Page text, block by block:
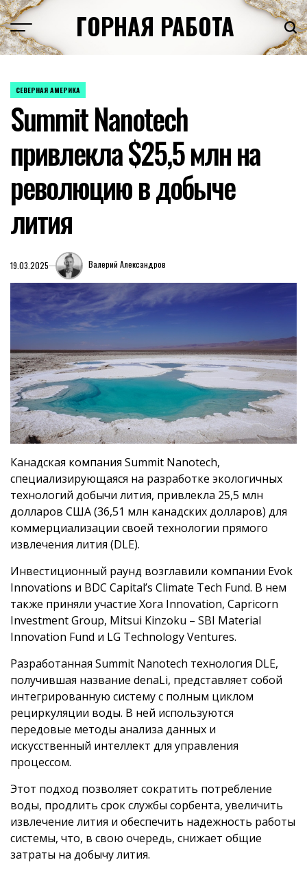
Перейти
к
содержимому
ГОРНАЯ РАБОТА
ОПУБЛИКОВАНО
СЕВЕРНАЯ АМЕРИКА
Summit Nanotech
привлекла $25,5 млн на
революцию в добыче
лития
19.03.2025 Валерий Александров
Канадская компания Summit Nanotech,
специализирующаяся на разработке экологичных
технологий добычи лития, привлекла 25,5 млн
долларов США (36,51 млн канадских долларов) для
коммерциализации своей технологии прямого
извлечения лития (DLE).
Инвестиционный раунд возглавили компании Evok
Innovations и BDC Capital’s Climate Tech Fund. В нем
также приняли участие Xora Innovation, Capricorn
Investment Group, Mitsui Kinzoku – SBI Material
Innovation Fund и LG Technology Ventures.
Разработанная Summit Nanotech технология DLE,
получившая название denaLi, представляет собой
интегрированную систему с полным циклом
рециркуляции воды. В ней используются
передовые методы анализа данных и
искусственный интеллект для управления
процессом.
Этот подход позволяет сократить потребление
воды, продлить срок службы сорбента, увеличить
извлечение лития и обеспечить надежность работы
системы, что, в свою очередь, снижает общие
затраты на добычу лития.